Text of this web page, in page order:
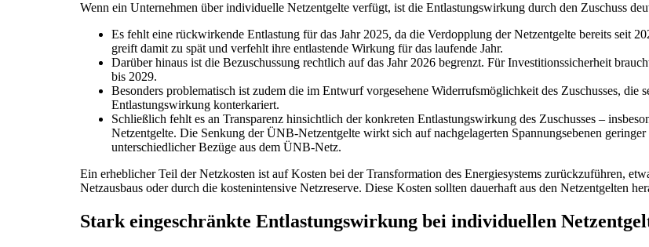
Wenn ein Unternehmen über individuelle Netzentgelte verfügt, ist die Entlastungswirkung durch den Zuschuss
Es fehlt eine rückwirkende Entlastung für das Jahr 2025, da die Verdopplung der Netzentgelte bereits seit
greift damit zu spät und verfehlt ihre entlastende Wirkung für das laufende Jahr.
Darüber hinaus ist die Bezuschussung rechtlich auf das Jahr 2026 begrenzt. Für Investitionssicherheit
bis 2029.
Besonders problematisch ist zudem die im Entwurf vorgesehene Widerrufsmöglichkeit des Zuschusses, die
Entlastungswirkung konterkariert.
Schließlich fehlt es an Transparenz hinsichtlich der konkreten Entlastungswirkung des Zuschusses –
Netzentgelte. Die Senkung der ÜNB-Netzentgelte wirkt sich auf nachgelagerten Spannungsebenen
unterschiedlicher Bezüge aus dem ÜNB-Netz.
Ein erheblicher Teil der Netzkosten ist auf Kosten bei der Transformation des Energiesystems zurückzuführen,
Netzausbaus oder durch die kostenintensive Netzreserve. Diese Kosten sollten dauerhaft aus den Netzentgelten
Stark eingeschränkte Entlastungswirkung bei individuellen